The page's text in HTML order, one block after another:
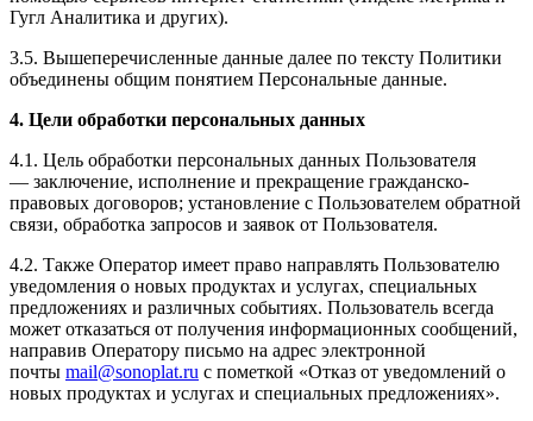
Гугл Аналитика и других).
3.5. Вышеперечисленные данные далее по тексту Политики
объединены общим понятием Персональные данные.
4. Цели обработки персональных данных
4.1. Цель обработки персональных данных Пользователя
— заключение, исполнение и прекращение гражданско-
правовых договоров; установление с Пользователем обратной
связи, обработка запросов и заявок от Пользователя.
4.2. Также Оператор имеет право направлять Пользователю
уведомления о новых продуктах и услугах, специальных
предложениях и различных событиях. Пользователь всегда
может отказаться от получения информационных сообщений,
направив Оператору письмо на адрес электронной
почты mail@sonoplat.ru с пометкой «Отказ от уведомлений о
новых продуктах и услугах и специальных предложениях».